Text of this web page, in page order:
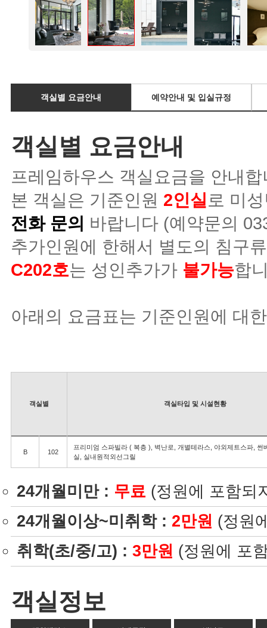
객실별 요금안내 예약안내 및 입실규정
객실별 요금안내
프레임하우스 객실요금을 안내합
본 객실은 기준인원 2인실 로 미
전화 문의 바랍니다 (예약문의
추가인원에 한해서 별도의 침구
C202호는 성인추가가 불가능합
아래의 요금표는 기준인원에 대
객실별 객실타입 및 시설현황
B 102
프리미엄 스파빌라 ( 복층 ), 벽난로, 개별테라스, 야외제트스파, 썬
실, 실내원적외선그릴
24개월미만 : 무료 (정원에 포함되
24개월이상~미취학 : 2만원 (정원
취학(초/중/고) : 3만원 (정원에 포
객실정보